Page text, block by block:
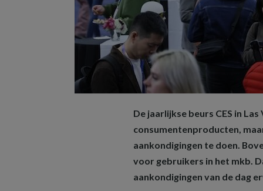
De jaarlijkse beurs CES in
consumentenproducten,
aankondigingen te doen.
voor gebruikers in het mkb.
aankondigingen van de dag